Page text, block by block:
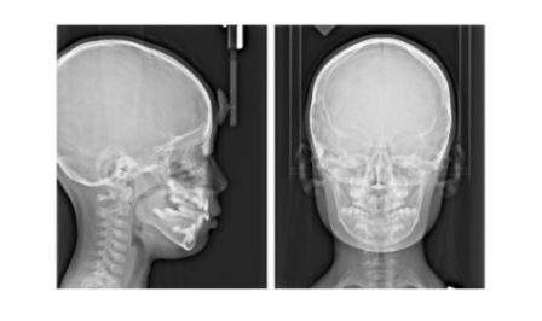
Recruit 採用情報
Mail Magazine